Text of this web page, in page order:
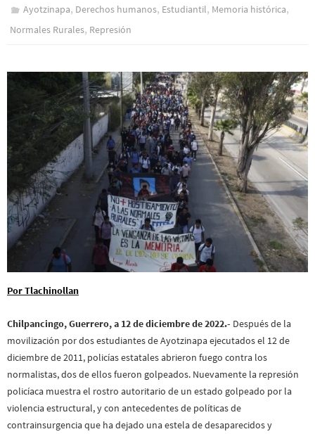
Ayotzinapa, Derechos humanos, Estudiantil, Memoria histórica,
Normales Rurales, Represión
Por Tlachinollan
Chilpancingo, Guerrero, a 12 de diciembre de 2022.- Después de la
movilización por dos estudiantes de Ayotzinapa ejecutados el 12 de
diciembre de 2011, policías estatales abrieron fuego contra los
normalistas, dos de ellos fueron golpeados. Nuevamente la represión
policíaca muestra el rostro autoritario de un estado golpeado por la
violencia estructural, y con antecedentes de políticas de
contrainsurgencia que ha dejado una estela de desaparecidos y